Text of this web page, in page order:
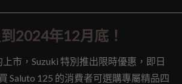
到2024年12月底！
市，Suzuki 特別推出限時優惠，即日
Saluto 125 的消費者可選購專屬精品四